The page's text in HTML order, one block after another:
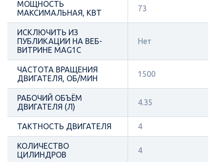
МОЩНОСТЬ
МАКСИМАЛЬНАЯ, КВТ
73
ИСКЛЮЧИТЬ ИЗ
ПУБЛИКАЦИИ НА ВЕБ-
ВИТРИНЕ MAG1C
Нет
ЧАСТОТА ВРАЩЕНИЯ
ДВИГАТЕЛЯ, ОБ/МИН
1500
РАБОЧИЙ ОБЪЁМ
ДВИГАТЕЛЯ (Л)
4.35
ТАКТНОСТЬ ДВИГАТЕЛЯ 4
КОЛИЧЕСТВО
ЦИЛИНДРОВ
4